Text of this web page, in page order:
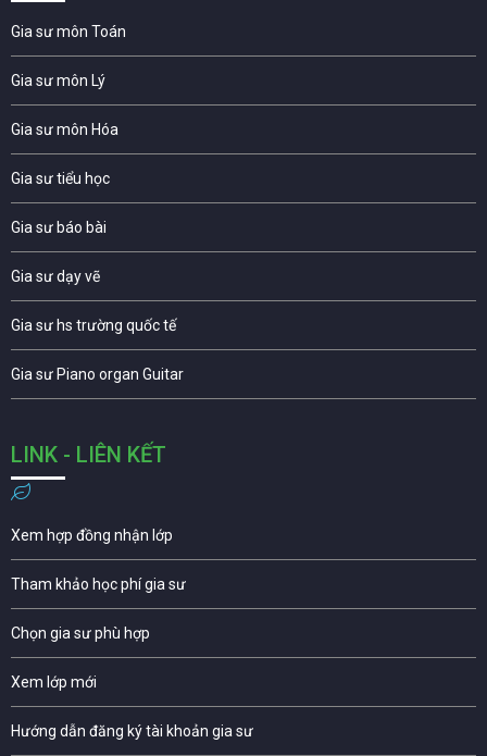
Gia sư môn Toán
Gia sư môn Lý
Gia sư môn Hóa
Gia sư tiểu học
Gia sư báo bài
Gia sư dạy vẽ
Gia sư hs trường quốc tế
Gia sư Piano organ Guitar
LINK - LIÊN KẾT
Xem hợp đồng nhận lớp
Tham khảo học phí gia sư
Chọn gia sư phù hợp
Xem lớp mới
Hướng dẫn đăng ký tài khoản gia sư